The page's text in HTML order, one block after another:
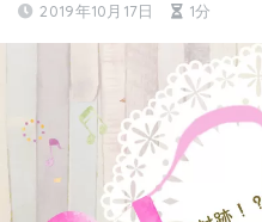
2019年10月17日 1分